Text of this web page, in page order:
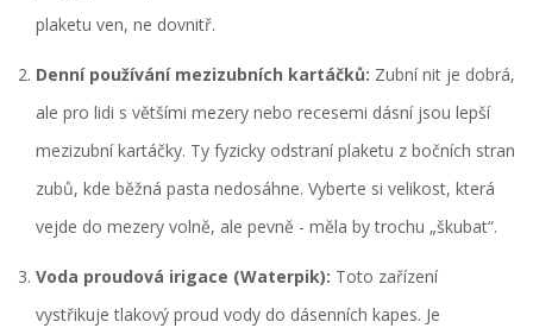
plaketu ven, ne dovnitř.
Denní používání mezizubních kartáčků: Zubní nit je dobrá,
ale pro lidi s většími mezery nebo recesemi dásní jsou lepší
mezizubní kartáčky. Ty fyzicky odstraní plaketu z bočních stran
zubů, kde běžná pasta nedosáhne. Vyberte si velikost, která
vejde do mezery volně, ale pevně - měla by trochu „škubat“.
Voda proudová irigace (Waterpik): Toto zařízení
vystřikuje tlakový proud vody do dásenních kapes. Je